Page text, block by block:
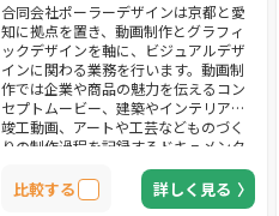
合同会社ポーラーデザインは京都と愛
知に拠点を置き、動画制作とグラフィ
ックデザインを軸に、ビジュアルデザ
インに関わる業務を行います。動画制
作では企業や商品の魅力を伝えるコン
セプトムービー、建築やインテリアの
竣工動画、アートや工芸などものづく
りの制作過程を記録するドキュメンタ
リー動画等、実写での制作をメインに
承っております。デザイン事務所だか
らこそのブランディングムービー制作
比較する 詳しく見る